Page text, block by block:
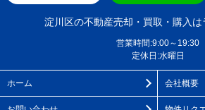
淀川区の不動産売却・買取・購入は
営業時間:9:00～19:30
定休日:水曜日
ホーム 会社概要